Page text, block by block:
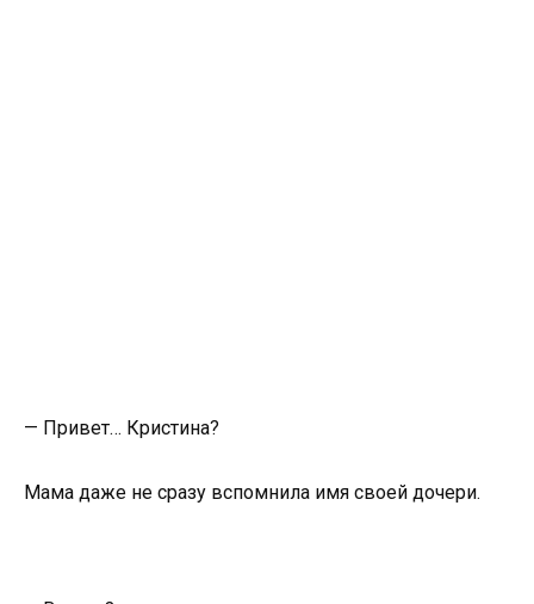
— Привет… Кристина?
Мама даже не сразу вспомнила имя своей дочери.